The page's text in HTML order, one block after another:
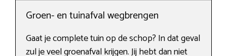
Groen- en tuinafval wegbrengen
Gaat je complete tuin op de schop? In dat geval
zul je veel groenafval krijgen. Jij hebt dan niet